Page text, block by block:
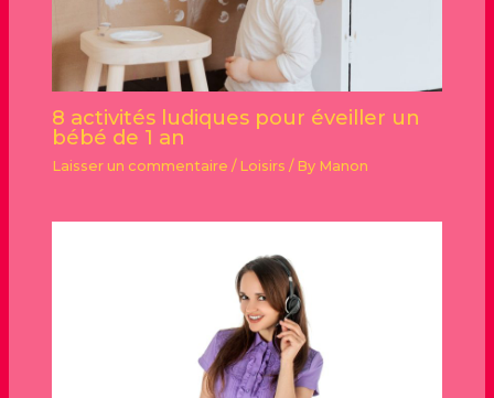
8 activités ludiques pour éveiller un
bébé de 1 an
Laisser un commentaire / Loisirs / By Manon